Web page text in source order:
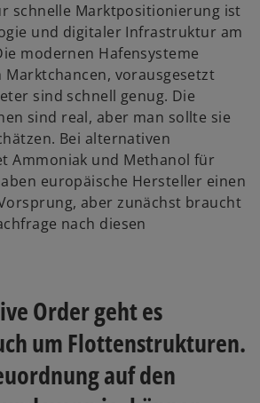
schnelle Marktpositionierung ist
und digitaler Infrastruktur am
modernen Hafensysteme
vorausgesetzt
sind schnell genug. Die
sind real, aber man sollte sie
Bei alternativen
Ammoniak und Methanol für
europäische Hersteller einen
aber zunächst braucht
nach diesen
Order geht es
um Flottenstrukturen.
auf den